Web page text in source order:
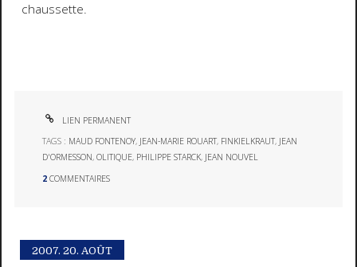
chaussette.
LIEN PERMANENT
TAGS : MAUD FONTENOY, JEAN-MARIE ROUART, FINKIELKRAUT, JEAN
D'ORMESSON,OLITIQUE, PHILIPPE STARCK, JEAN NOUVEL
2 COMMENTAIRES
2007. 20. AOÛT